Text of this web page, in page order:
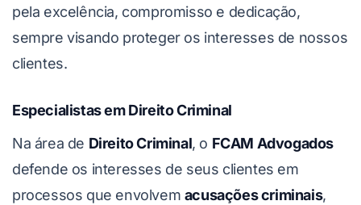
pela excelência, compromisso e dedicação,
sempre visando proteger os interesses de nossos
clientes.
Especialistas em Direito Criminal
Na área de Direito Criminal, o FCAM Advogados
defende os interesses de seus clientes em
processos que envolvem acusações criminais,